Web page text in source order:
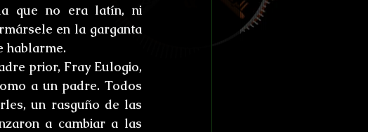
que no era latín, ni
en la garganta
hablarme.
prior, Fray Eulogio,
a un padre. Todos
un rasguño de las
a cambiar a las